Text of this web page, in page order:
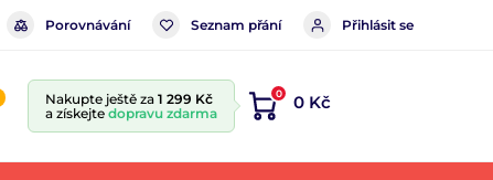
Porovnávání Seznam přání Přihlásit se
Nakupte ještě za 1 299 Kč
a získejte dopravu zdarma
0 0 Kč